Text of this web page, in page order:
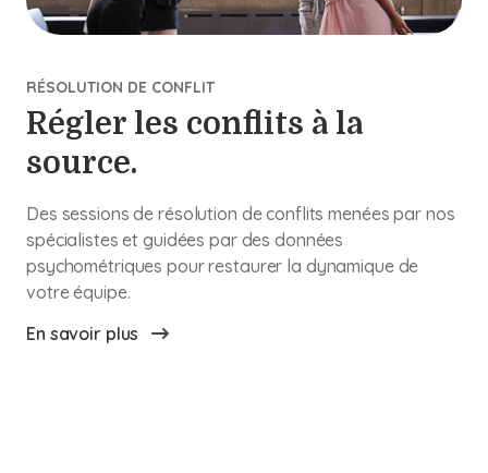
RÉSOLUTION DE CONFLIT
Régler les conflits à la
source.
Des sessions de résolution de conflits menées par nos
spécialistes et guidées par des données
psychométriques pour restaurer la dynamique de
votre équipe.
En savoir plus